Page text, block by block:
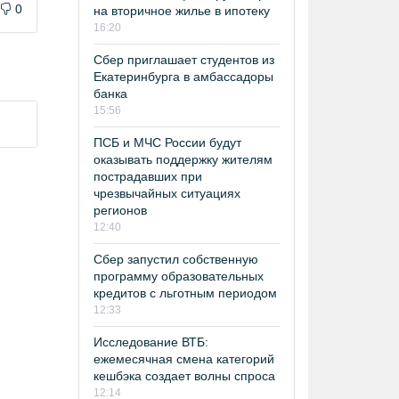
0
на вторичное жилье в ипотеку
16:20
Сбер приглашает студентов из
Екатеринбурга в амбассадоры
банка
15:56
ПСБ и МЧС России будут
оказывать поддержку жителям
пострадавших при
чрезвычайных ситуациях
регионов
12:40
Сбер запустил собственную
программу образовательных
кредитов с льготным периодом
12:33
Исследование ВТБ:
ежемесячная смена категорий
кешбэка создает волны спроса
12:14